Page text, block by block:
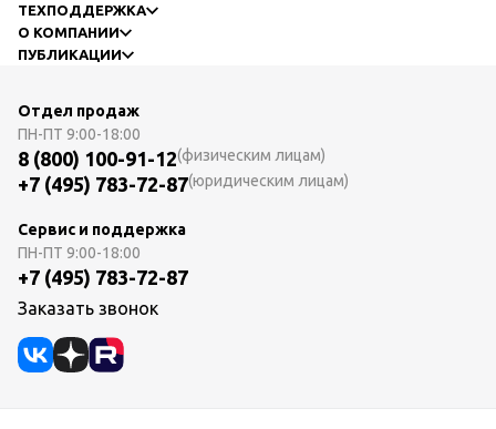
ТЕХПОДДЕРЖКА
О КОМПАНИИ
ПУБЛИКАЦИИ
Отдел продаж
ПН-ПТ 9:00-18:00
8 (800) 100-91-12(физическим лицам)
+7 (495) 783-72-87(юридическим лицам)
Сервис и поддержка
ПН-ПТ 9:00-18:00
+7 (495) 783-72-87
Заказать звонок